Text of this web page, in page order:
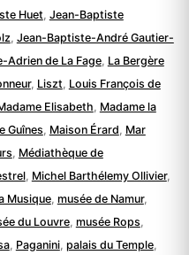
Huet, Jean-Baptiste
, Jean-Baptiste-André Gautier-
Adrien de La Fage, La Bergère
, Liszt, Louis François de
Elisabeth, Madame la
Guînes, Maison Érard, Mar
, Médiathèque de
, Michel Barthélemy Ollivier,
Musique, musée de Namur,
du Louvre, musée Rops,
, Paganini, palais du Temple,